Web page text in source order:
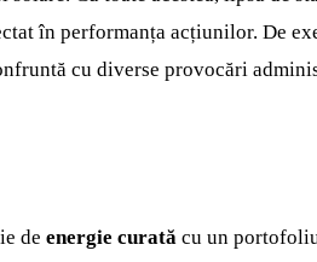
în performanța acțiunilor. De
cu diverse provocări
de energie curată cu un